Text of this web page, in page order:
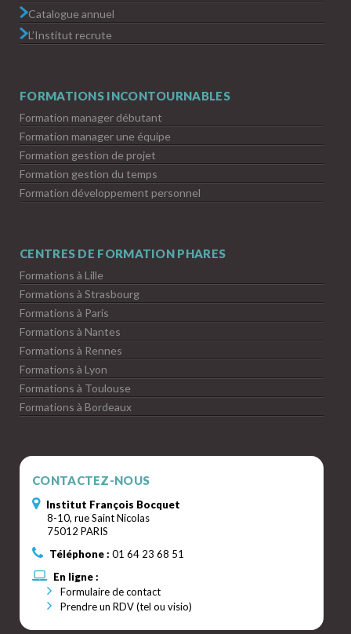
Catalogue annuel
L’Institut recrute
FORMATIONS INCONTOURNABLES
Formation manager débutant
Formation manager une équipe
Formation gestion de projet
Formation gestion du temps
Formation développement personnel
CENTRES DE FORMATION PHARES
Formations à Lille
Formations à Strasbourg
Formations à Paris
Formations à Nantes
Formations à Rennes
Formations à Lyon
Formations à Toulouse
Formations à Bordeaux
CONTACTEZ-NOUS
Institut François Bocquet
8-10, rue Saint Nicolas
75012 PARIS
Téléphone : 01 64 23 68 51
En ligne :
Formulaire de contact
Prendre un RDV (tel ou visio)